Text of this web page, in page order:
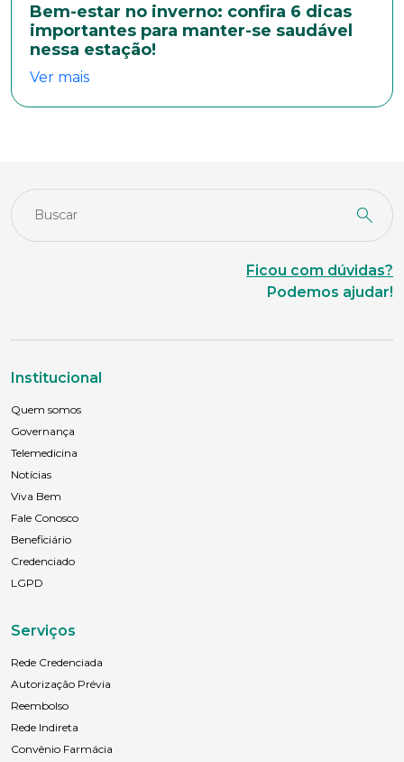
Bem-estar no inverno: confira 6 dicas
importantes para manter-se saudável
nessa estação!
Ver mais
Ficou com dúvidas?
Podemos ajudar!
Institucional
Quem somos
Governança
Telemedicina
Notícias
Viva Bem
Fale Conosco
Beneficiário
Credenciado
LGPD
Serviços
Rede Credenciada
Autorização Prévia
Reembolso
Rede Indireta
Convênio Farmácia